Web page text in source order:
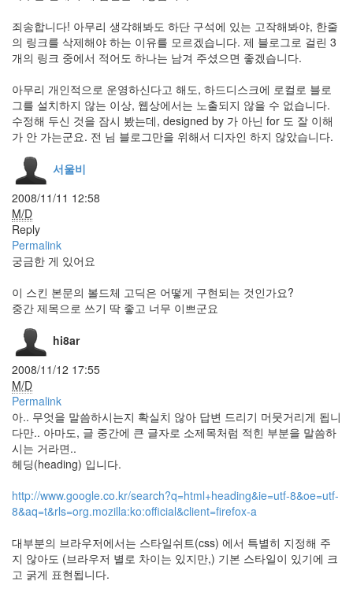
죄송합니다! 아무리 생각해봐도 하단 구석에 있는 고작해봐야, 한줄
의 링크를 삭제해야 하는 이유를 모르겠습니다. 제 블로그로 걸린 3
개의 링크 중에서 적어도 하나는 남겨 주셨으면 좋겠습니다.
아무리 개인적으로 운영하신다고 해도, 하드디스크에 로컬로 블로
그를 설치하지 않는 이상, 웹상에서는 노출되지 않을 수 없습니다.
수정해 두신 것을 잠시 봤는데, designed by 가 아닌 for 도 잘 이해
가 안 가는군요. 전 님 블로그만을 위해서 디자인 하지 않았습니다.
서울비
2008/11/11 12:58
M/D
Reply
Permalink
궁금한 게 있어요
이 스킨 본문의 볼드체 고딕은 어떻게 구현되는 것인가요?
중간 제목으로 쓰기 딱 좋고 너무 이쁘군요
hi8ar
2008/11/12 17:55
M/D
Permalink
아.. 무엇을 말씀하시는지 확실치 않아 답변 드리기 머뭇거리게 됩니
다만.. 아마도, 글 중간에 큰 글자로 소제목처럼 적힌 부분을 말씀하
시는 거라면..
헤딩(heading) 입니다.
http://www.google.co.kr/search?q=html+heading&ie=utf-8&oe=utf-
8&aq=t&rls=org.mozilla:ko:official&client=firefox-a
대부분의 브라우저에서는 스타일쉬트(css) 에서 특별히 지정해 주
지 않아도 (브라우저 별로 차이는 있지만,) 기본 스타일이 있기에 크
고 굵게 표현됩니다.
사
2006
년
윤
Orihime's
Polkka
죽
어
려
Shuffle
Web
Standards
Notices
About
By
스
만
들
어